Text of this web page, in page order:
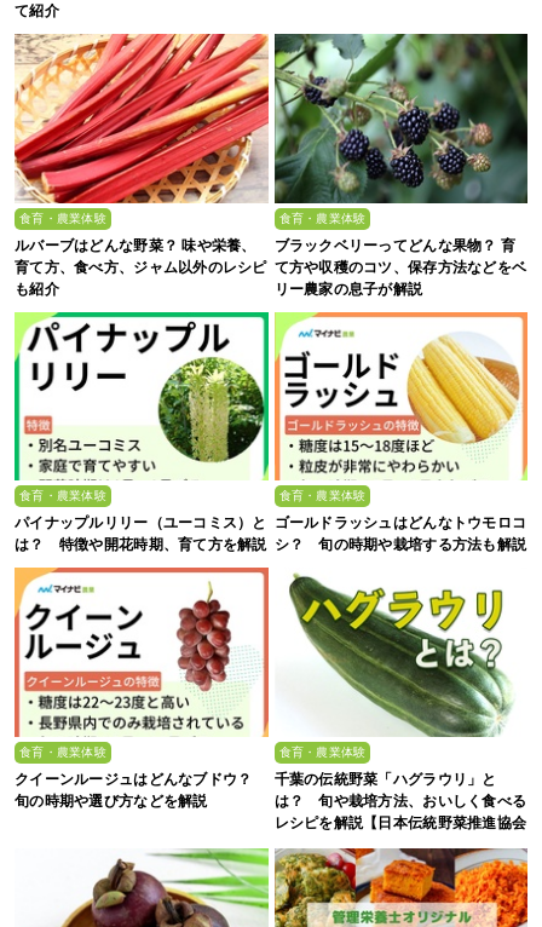
て紹介
食育・農業体験
ルバーブはどんな野菜？ 味や栄養、
育て方、食べ方、ジャム以外のレシピ
も紹介
食育・農業体験
ブラックベリーってどんな果物？ 育
て方や収穫のコツ、保存方法などをベ
リー農家の息子が解説
食育・農業体験
パイナップルリリー（ユーコミス）と
は？ 特徴や開花時期、育て方を解説
食育・農業体験
ゴールドラッシュはどんなトウモロコ
シ？ 旬の時期や栽培する方法も解説
食育・農業体験
クイーンルージュはどんなブドウ？
旬の時期や選び方などを解説
食育・農業体験
千葉の伝統野菜「ハグラウリ」と
は？ 旬や栽培方法、おいしく食べる
レシピを解説【日本伝統野菜推進協会
監修】